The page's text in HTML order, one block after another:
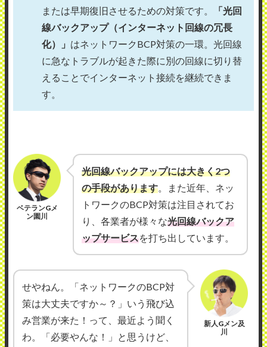
または早期復旧させるための対策です。
「光回
線バックアップ（インターネット回線の冗長
化）」 はネットワークBCP対策の一環。光回線
に急なトラブルが起きた際に別の回線に切り替
えることでインターネット接続を継続できま
す。
ベテランGメ
ン園川
光回線バックアップには大きく2つ
の手段があります。また近年、ネッ
トワークのBCP対策は注目されてお
り、各業者が様々な光回線バックア
ップサービスを打ち出しています。
せやねん。「ネットワークのBCP対
策は大丈夫ですか～？」いう飛び込
み営業が来た！って、最近よう聞く
わ。「必要やんな！」と思うけど、
新人Gメン及
川